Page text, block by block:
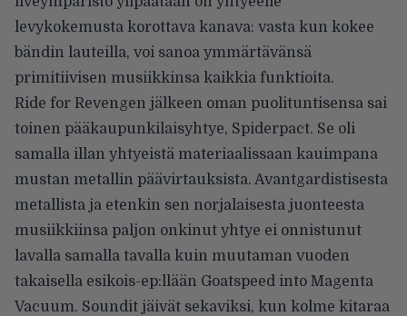
levykokemusta korottava kanava: vasta kun kokee
bändin lauteilla, voi sanoa ymmärtävänsä
primitiivisen musiikkinsa kaikkia funktioita.
Ride for Revengen jälkeen oman puolituntisensa sai
toinen pääkaupunkilaisyhtye, Spiderpact. Se oli
samalla illan yhtyeistä materiaalissaan kauimpana
mustan metallin päävirtauksista. Avantgardistisesta
metallista ja etenkin sen norjalaisesta juonteesta
musiikkiinsa paljon onkinut yhtye ei onnistunut
lavalla samalla tavalla kuin muutaman vuoden
takaisella esikois-ep:llään Goatspeed into Magenta
Vacuum. Soundit jäivät sekaviksi, kun kolme kitaraa